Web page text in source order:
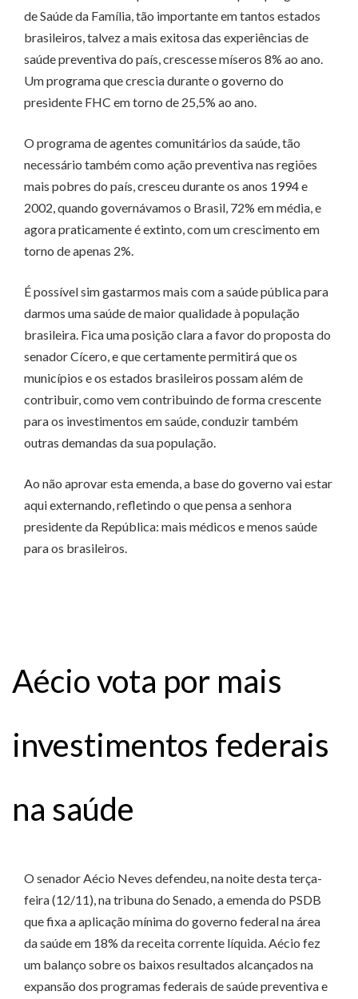
de Saúde da Família, tão importante em tantos estados
brasileiros, talvez a mais exitosa das experiências de
saúde preventiva do país, crescesse míseros 8% ao ano.
Um programa que crescia durante o governo do
presidente FHC em torno de 25,5% ao ano.
O programa de agentes comunitários da saúde, tão
necessário também como ação preventiva nas regiões
mais pobres do país, cresceu durante os anos 1994 e
2002, quando governávamos o Brasil, 72% em média, e
agora praticamente é extinto, com um crescimento em
torno de apenas 2%.
É possível sim gastarmos mais com a saúde pública para
darmos uma saúde de maior qualidade à população
brasileira. Fica uma posição clara a favor do proposta do
senador Cícero, e que certamente permitirá que os
municípios e os estados brasileiros possam além de
contribuir, como vem contribuindo de forma crescente
para os investimentos em saúde, conduzir também
outras demandas da sua população.
Ao não aprovar esta emenda, a base do governo vai estar
aqui externando, refletindo o que pensa a senhora
presidente da República: mais médicos e menos saúde
para os brasileiros.
Aécio vota por mais
investimentos federais
na saúde
O senador Aécio Neves defendeu, na noite desta terça-
feira (12/11), na tribuna do Senado, a emenda do PSDB
que fixa a aplicação mínima do governo federal na área
da saúde em 18% da receita corrente líquida. Aécio fez
um balanço sobre os baixos resultados alcançados na
expansão dos programas federais de saúde preventiva e